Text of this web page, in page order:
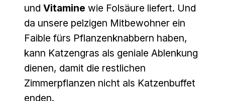
und Vitamine wie Folsäure liefert. Und
da unsere pelzigen Mitbewohner ein
Faible fürs Pflanzenknabbern haben,
kann Katzengras als geniale Ablenkung
dienen, damit die restlichen
Zimmerpflanzen nicht als Katzenbuffet
enden.